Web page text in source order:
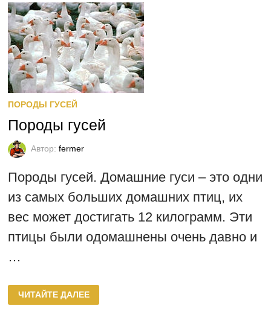
ПОРОДЫ ГУСЕЙ
Породы гусей
Автор: fermer
Породы гусей. Домашние гуси – это одни
из самых больших домашних птиц, их
вес может достигать 12 килограмм. Эти
птицы были одомашнены очень давно и
…
ПОРОДЫ
ГУСЕЙ
ЧИТАЙТЕ ДАЛЕЕ